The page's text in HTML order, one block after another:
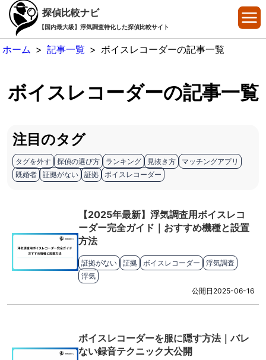
探偵比較ナビ
【国内最大級】浮気調査特化した探偵比較サイト
ホーム > 記事一覧 > ボイスレコーダーの記事一覧
ボイスレコーダーの記事一覧
注目のタグ
タグを外す 探偵の選び方 ランキング 見抜き方
マッチングアプリ
既婚者
証拠がない 証拠 ボイスレコーダー
【2025年最新】浮気調査用ボイスレコ
ーダー完全ガイド｜おすすめ機種と設置
方法
証拠がない 証拠 ボイスレコーダー
浮気調査
浮気
公開日 2025-06-16
ボイスレコーダーを服に隠す方法｜バレ
ない録音テクニック大公開